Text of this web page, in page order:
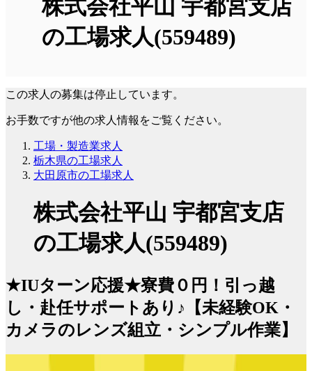
株式会社平山 宇都宮支店
の工場求人(559489)
この求人の募集は停止しています。
お手数ですが他の求人情報をご覧ください。
工場・製造業求人
栃木県の工場求人
大田原市の工場求人
株式会社平山 宇都宮支店
の工場求人(559489)
★IUターン応援★寮費０円！引っ越
し・赴任サポートあり♪【未経験OK・
カメラのレンズ組立・シンプル作業】